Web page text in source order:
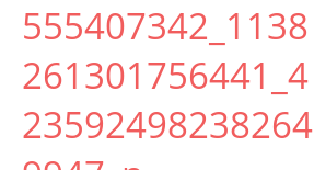
555407342_1138
261301756441_4
23592498238264